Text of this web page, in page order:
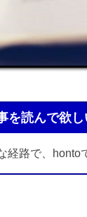
を読んで欲し
経路で、honto